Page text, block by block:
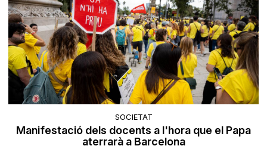
SOCIETAT
Manifestació dels docents a l'hora que el Papa
aterrarà a Barcelona